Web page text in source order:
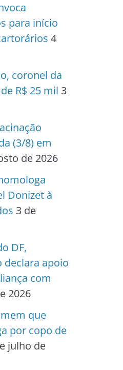
para início
4
coronel da
R$ 25 mil 3
(3/8) em
de 2026
Donizet à
3 de
DF,
declara apoio
com
2026
que
por copo de
julho de